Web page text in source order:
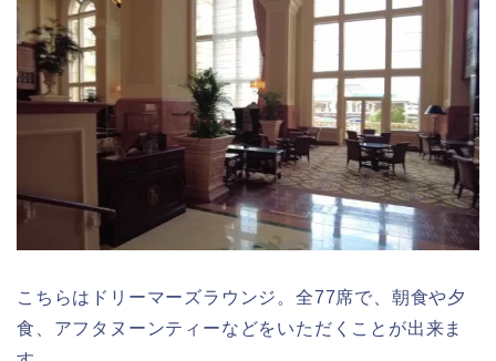
こちらはドリーマーズラウンジ。全77席で、朝食や夕
食、アフタヌーンティーなどをいただくことが出来ま